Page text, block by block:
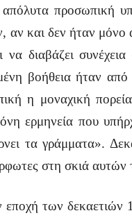
προσωπική
αν και δεν ήταν μόνο
να διαβάζει
βοήθεια ήταν
η μοναχική
ερμηνεία που
τα γράμματα».
στη σκιά
των δεκαετιών